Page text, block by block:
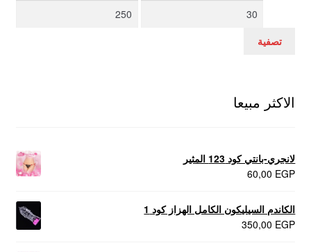
أدنى
أعلى
تصفية
الاكثر مبيعا
لانجري-بانتي كود 123 المثير
60,00 EGP
الكاندم السيليكون الكامل الهزاز كود 1
350,00 EGP